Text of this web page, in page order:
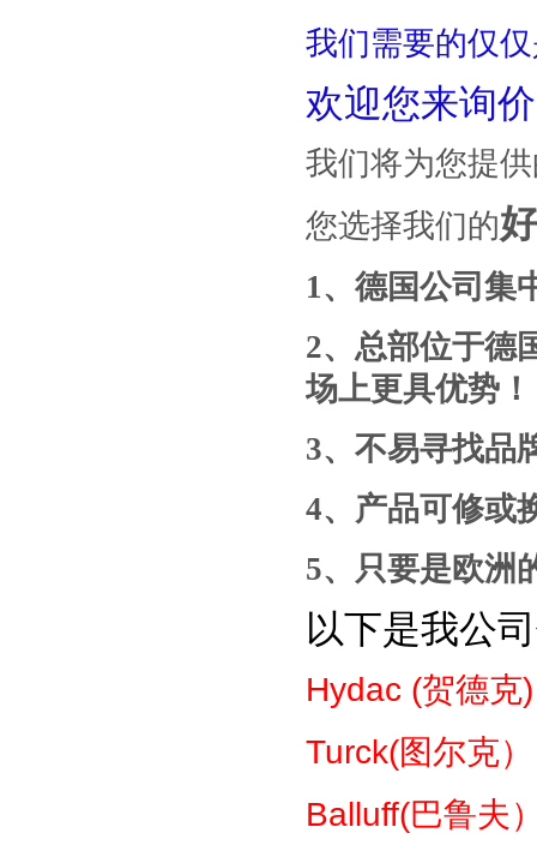
我们需要的仅
欢迎您来询
我们将为您提供
您选择我们的
1、德国公司集
2、总部位于德
场上更具优势！
3、 不易寻找品
4、产品可修或
5、只要是欧洲
以下是我公
Hydac (贺德克
Turck(图尔克）
Balluff(巴鲁夫